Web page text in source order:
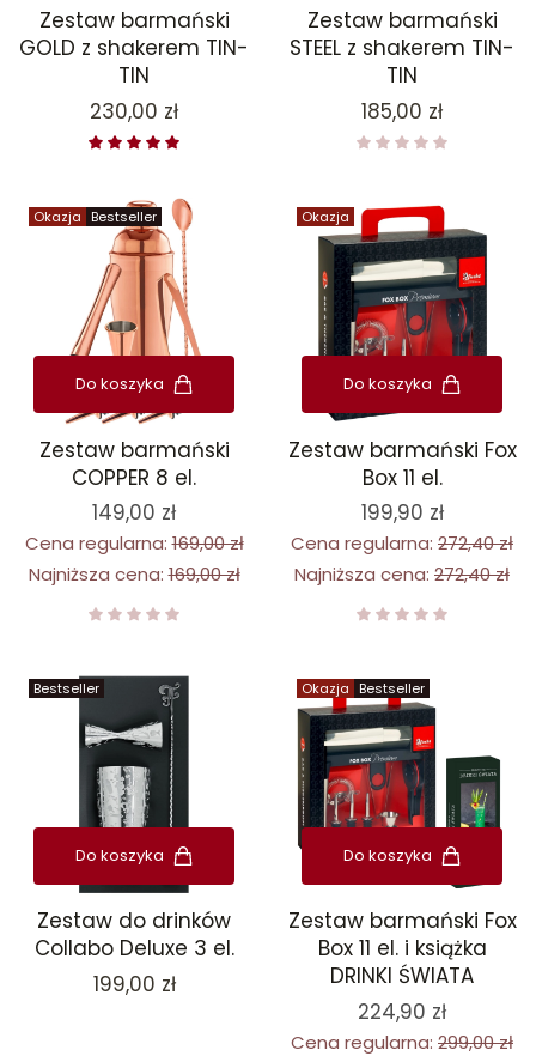
Zestaw barmański
GOLD z shakerem TIN-
TIN
Cena
230,00 zł
Zestaw barmański
STEEL z shakerem TIN-
TIN
Cena
185,00 zł
Okazja Bestseller
Do koszyka
Zestaw barmański
COPPER 8 el.
149,00 zł
Cena regularna: 169,00 zł
Najniższa cena: 169,00 zł
Okazja
Do koszyka
Zestaw barmański Fox
Box 11 el.
199,90 zł
Cena regularna: 272,40 zł
Najniższa cena: 272,40 zł
Bestseller
Do koszyka
Zestaw do drinków
Collabo Deluxe 3 el.
Cena
199,00 zł
Okazja Bestseller
Do koszyka
Zestaw barmański Fox
Box 11 el. i książka
DRINKI ŚWIATA
224,90 zł
Cena regularna: 299,00 zł